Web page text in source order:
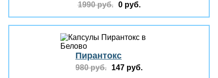
1990 руб. 0 руб.
Пирантокс
980 руб. 147 руб.